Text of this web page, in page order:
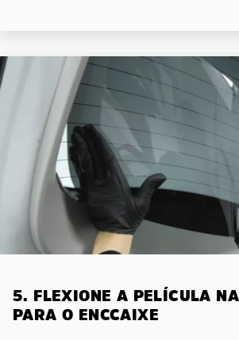
5. FLEXIONE A PELÍCULA
PARA O ENCCAIXE